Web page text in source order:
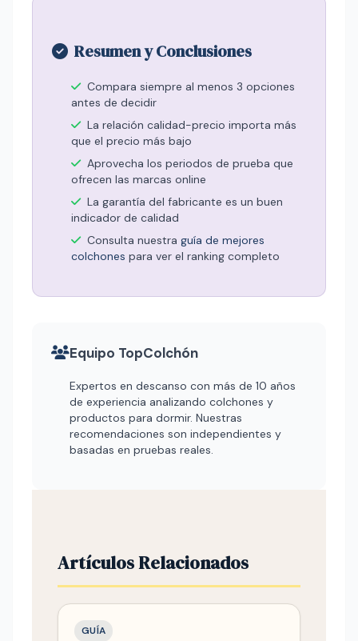
Resumen y Conclusiones
Compara siempre al menos 3 opciones
antes de decidir
La relación calidad-precio importa más
que el precio más bajo
Aprovecha los periodos de prueba que
ofrecen las marcas online
La garantía del fabricante es un buen
indicador de calidad
Consulta nuestra guía de mejores
colchones para ver el ranking completo
Equipo TopColchón
Expertos en descanso con más de 10 años
de experiencia analizando colchones y
productos para dormir. Nuestras
recomendaciones son independientes y
basadas en pruebas reales.
Artículos Relacionados
GUÍA